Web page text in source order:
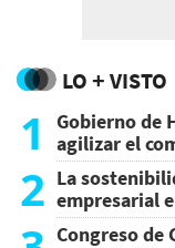
LO + VISTO
1
Gobierno de
agilizar el
2 La
empresarial
Congreso de